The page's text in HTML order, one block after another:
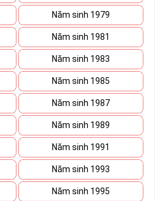
Năm sinh 1979
Năm sinh 1981
Năm sinh 1983
Năm sinh 1985
Năm sinh 1987
Năm sinh 1989
Năm sinh 1991
Năm sinh 1993
Năm sinh 1995